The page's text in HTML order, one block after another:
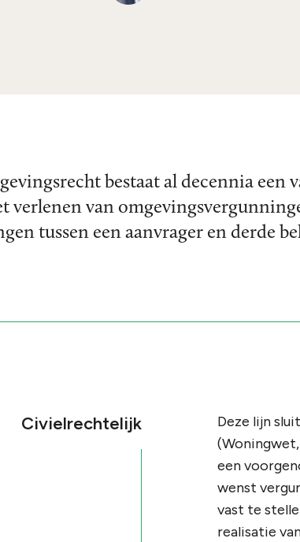
bestaat al decennia
verlenen van
tussen een aanvrager en derde
Civielrechtelijk
Deze lijn
een
wenst
vast te
realisatie